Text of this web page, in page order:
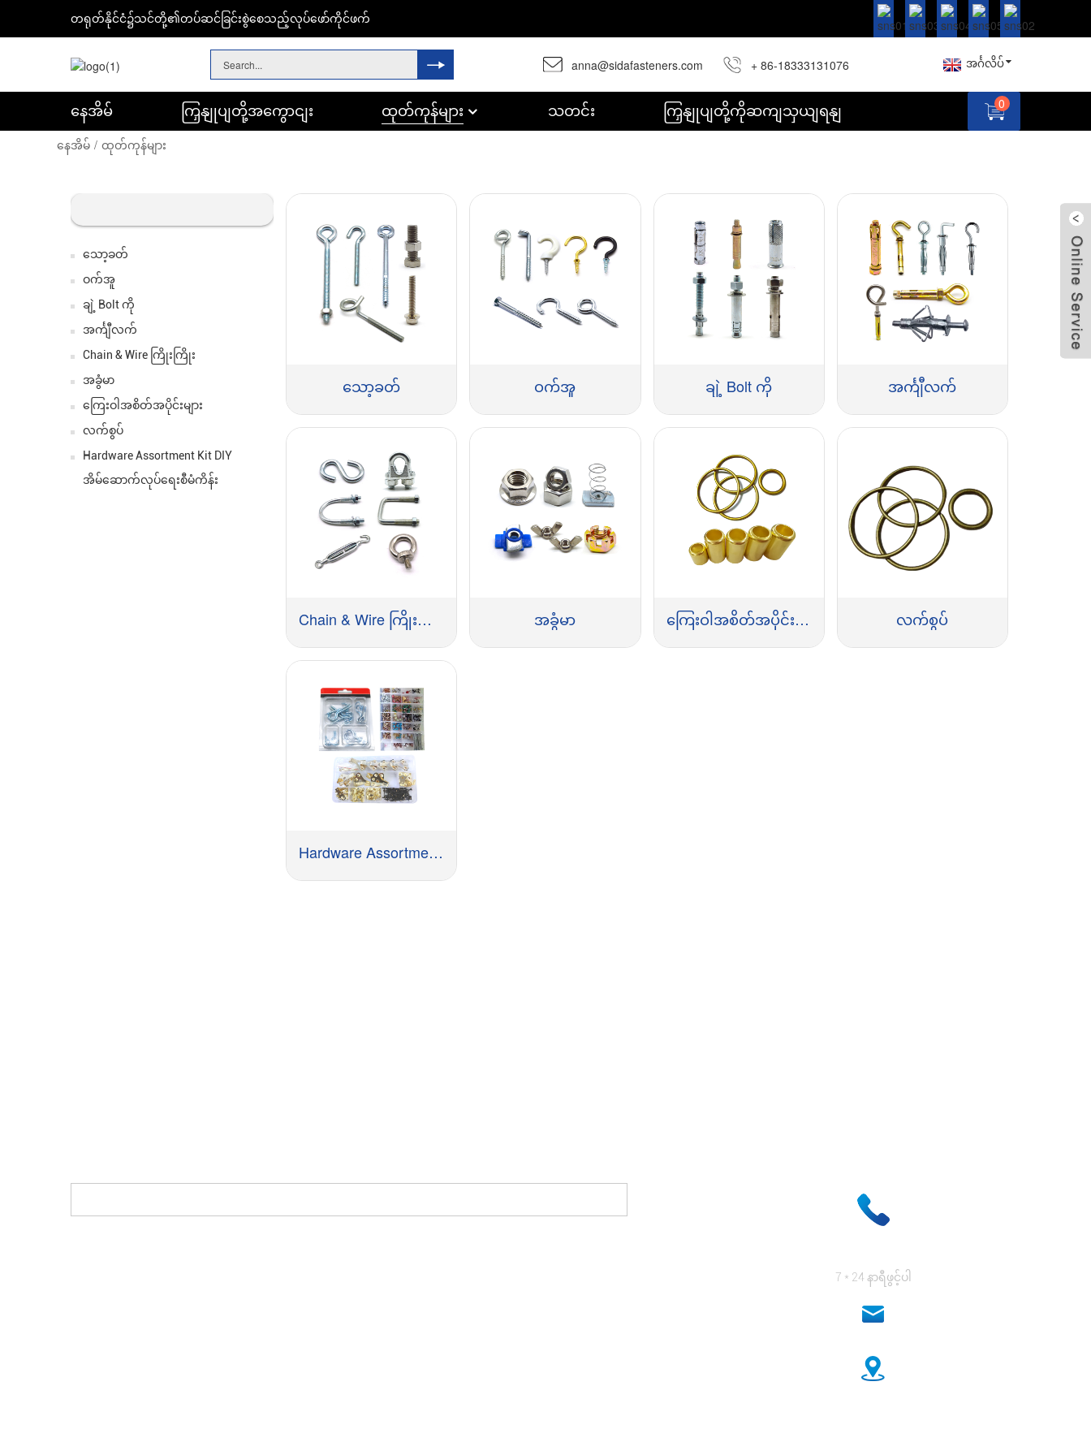
တရုတ်နိုင်ငံ၌သင်တို့၏တပ်ဆင်ခြင်းစွဲစေသည့်လုပ်ဖော်ကိုင်ဖက်
anna@sidafasteners.com + 86-18333131076 အင်္ဂလိပ်
နေအိမ် ကြှနျုပျတို့အကွောငျး ထုတ်ကုန်များ သတင်း ကြှနျုပျတို့ကိုဆကျသှယျရနျ 0
နေအိမ် ထုတ်ကုန်များ
သော့ခတ်
ဝက်အူ
ချဲ့ Bolt ကို
အင်္ကျီလက်
Chain & Wire ကြိုးကြိုး
အခွံမာ
ကြေးဝါအစိတ်အပိုင်းများ
လက်စွပ်
Hardware Assortment Kit DIY
အိမ်ဆောက်လုပ်ရေးစီမံကိန်း
သော့ခတ် ဝက်အူ ချဲ့ Bolt ကို အင်္ကျီလက်
Chain & Wire ကြိုးကြိုး အခွံမာ ကြေးဝါအစိတ်အပိုင်းများ လက်စွပ်
Hardware Assortment Kit DIY အိမ်ဆောက်လုပ်ရေးစီမံကိန်း
7 * 24 နာရီဖွင့်ပါ